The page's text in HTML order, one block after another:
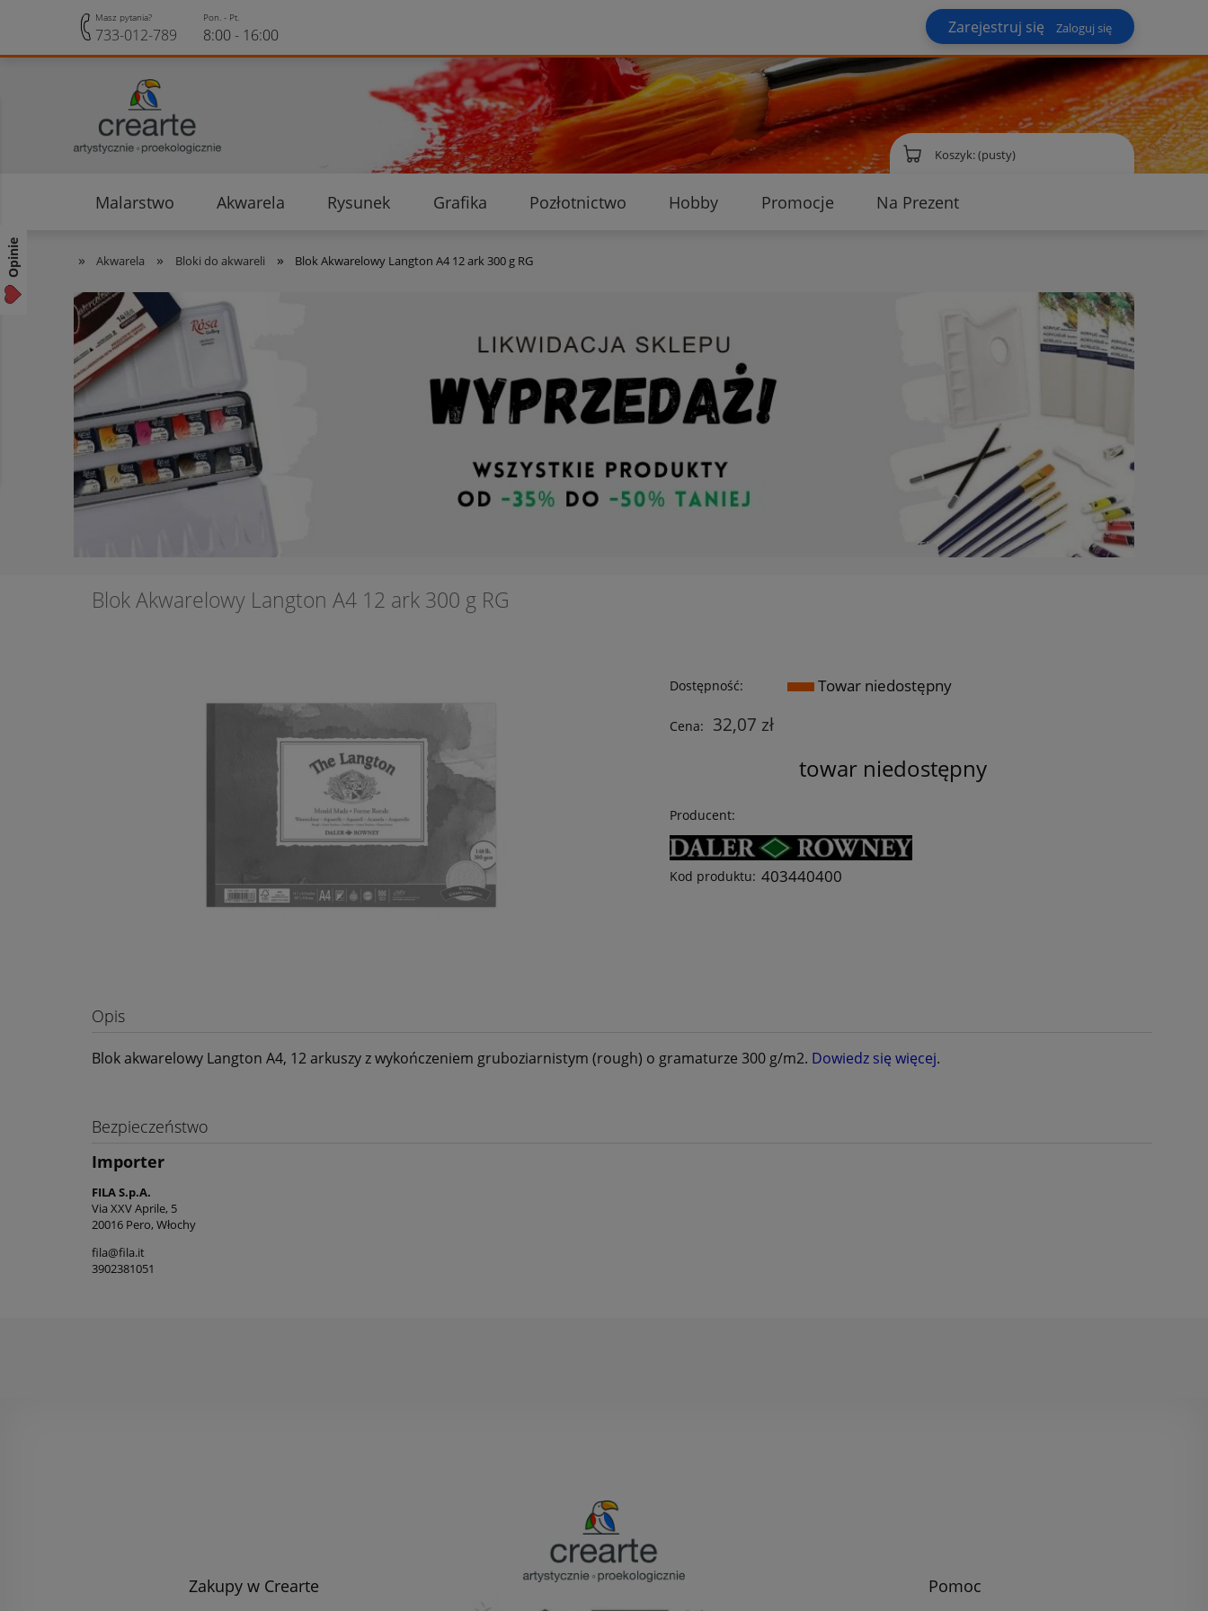
Zarejestruj się Zaloguj się
Koszyk:(pusty)
Malarstwo Akwarela Rysunek Grafika Pozłotnictwo Hobby Promocje
Na Prezent
» Akwarela » Bloki do akwareli » Blok Akwarelowy Langton A4 12 ark 300 g RG
Blok Akwarelowy Langton A4 12 ark 300 g RG
Dostępność: Towar niedostępny
Cena: 32,07 zł
towar niedostępny
Producent:
Kod produktu: 403440400
Opis
Blok akwarelowy Langton A4, 12 arkuszy z wykończeniem gruboziarnistym (rough) o gramaturze 300 g/m2. Dowiedz się więcej.
Bezpieczeństwo
Importer
FILA S.p.A.
Via XXV Aprile, 5
20016 Pero, Włochy
fila@fila.it
3902381051
Zakupy w Crearte Pomoc
Masz pytania?
733-012-789
Pon. - Pt.
8:00 - 16:00
Opinie